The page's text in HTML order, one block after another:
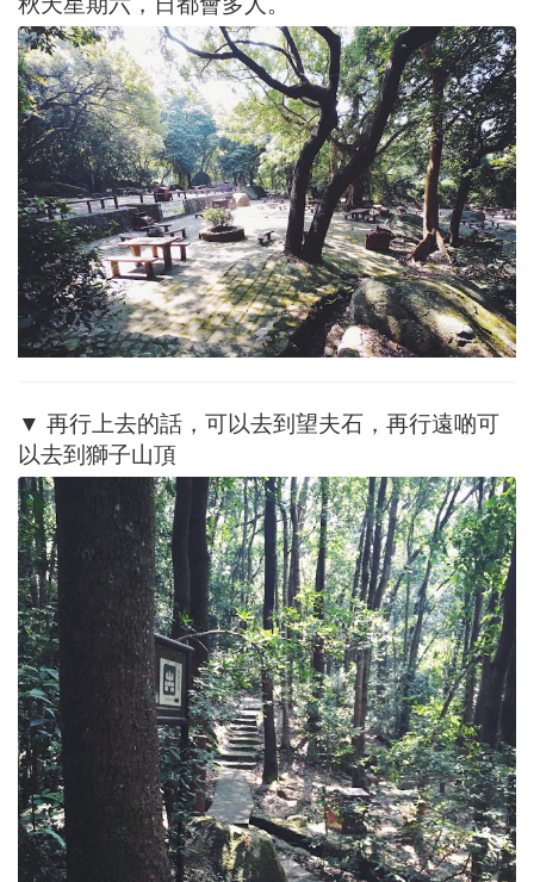
▼ 再行上去的話，可以去到望夫石，再行遠啲可
以去到獅子山頂